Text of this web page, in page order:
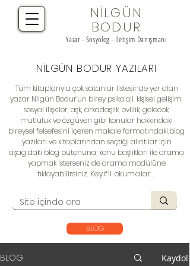
NİLGÜN
BODUR
Yazar - Sosyolog - İletişim Danışmanı
NİLGÜN BODUR YAZILARI
Tüm kitaplarıyla çok satanlar listesinde yer alan
yazar Nilgün Bodur'un birey psikoloji, kişisel gelişim,
sosyal ilişkiler, aşk, arkadaşlık, evlilik, gelecek,
mutluluk ve özgüven gibi konular hakkındaki
bireysel felsefesini içeren makale formatındaki.blog
yazıları ve kitaplarından seçtiği alıntılar için
aşağıdaki blog butonuna; konu başlıkları ile arama
yapmak isterseniz de arama modülüne
tıklayabilirsiniz. Keyifli okumalar...
BLOG
BLOG Kaydol